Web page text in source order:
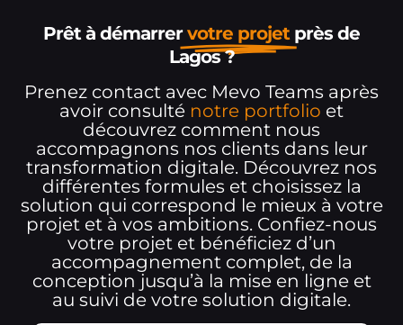
Prêt à démarrervotre projet près de
Lagos ?
Prenez contact avec Mevo Teams après
avoir consulté notre portfolio et
découvrez comment nous
accompagnons nos clients dans leur
transformation digitale. Découvrez nos
différentes formules et choisissez la
solution qui correspond le mieux à votre
projet et à vos ambitions. Confiez-nous
votre projet et bénéficiez d’un
accompagnement complet, de la
conception jusqu’à la mise en ligne et
au suivi de votre solution digitale.